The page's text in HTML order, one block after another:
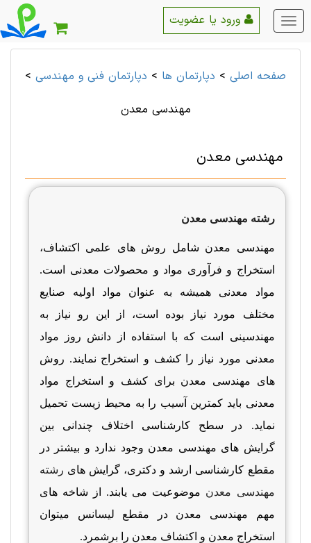
منو
اصلی
صفحه اصلی > دپارتمان ها > دپارتمان فنی و مهندسی >
مهندسی معدن
مهندسی معدن
رشته مهندسی معدن
مهندسی معدن شامل روش های علمی اکتشاف،
استخراج و فرآوری مواد و محصولات معدنی است.
مواد معدنی همیشه به عنوان مواد اولیه صنایع
مختلف مورد نیاز بوده است، از این رو نیاز به
مهندسینی است که با استفاده از دانش روز مواد
معدنی مورد نیاز را کشف و استخراج نمایند. روش
های مهندسی معدن برای کشف و استخراج مواد
معدنی باید کمترین آسیب را به محیط زیست تحمیل
نماید. در سطح کارشناسی اختلاف چندانی بین
گرایش های مهندسی معدن وجود ندارد و بیشتر در
مقطع کارشناسی ارشد و دکتری، گرایش های رشته
مهندسی معدن موضوعیت می یابند. از شاخه های
مهم مهندسی معدن در مقطع لیسانس میتوان
استخراج معدن و اکتشاف معدن را برشمرد.